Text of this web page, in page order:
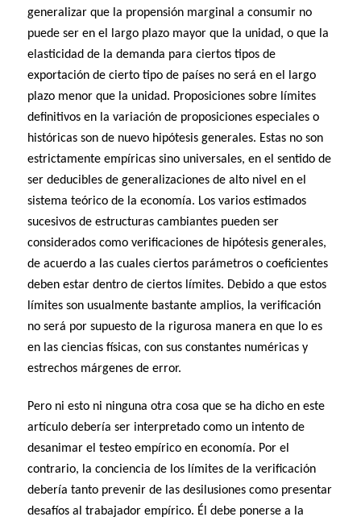
generalizar que la propensión marginal a consumir no
puede ser en el largo plazo mayor que la unidad, o que la
elasticidad de la demanda para ciertos tipos de
exportación de cierto tipo de países no será en el largo
plazo menor que la unidad. Proposiciones sobre límites
definitivos en la variación de proposiciones especiales o
históricas son de nuevo hipótesis generales. Estas no son
estrictamente empíricas sino universales, en el sentido de
ser deducibles de generalizaciones de alto nivel en el
sistema teórico de la economía. Los varios estimados
sucesivos de estructuras cambiantes pueden ser
considerados como verificaciones de hipótesis generales,
de acuerdo a las cuales ciertos parámetros o coeficientes
deben estar dentro de ciertos límites. Debido a que estos
límites son usualmente bastante amplios, la verificación
no será por supuesto de la rigurosa manera en que lo es
en las ciencias físicas, con sus constantes numéricas y
estrechos márgenes de error.
Pero ni esto ni ninguna otra cosa que se ha dicho en este
artículo debería ser interpretado como un intento de
desanimar el testeo empírico en economía. Por el
contrario, la conciencia de los límites de la verificación
debería tanto prevenir de las desilusiones como presentar
desafíos al trabajador empírico. Él debe ponerse a la